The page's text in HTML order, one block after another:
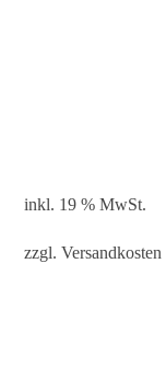
inkl. 19 % MwSt.
zzgl.Versandkosten